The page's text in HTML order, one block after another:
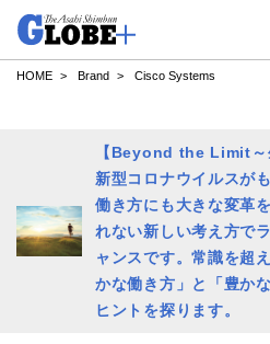
HOME Brand Cisco Systems
【Beyond the Limit～
新型コロナウイルスが
働き方にも大きな変革
れない新しい考え方で
ャンスです。常識を超
かな働き方」と「豊か
ヒントを探ります。